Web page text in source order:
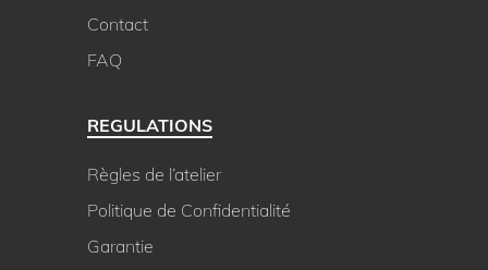
Contact
FAQ
REGULATIONS
Règles de l’atelier
Politique de Confidentialité
Garantie